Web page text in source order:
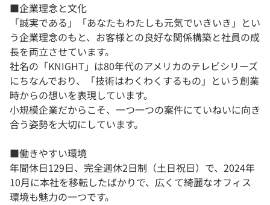
■企業理念と文化
「誠実である」「あなたもわたしも元気でいきいき」とい
う企業理念のもと、お客様との良好な関係構築と社員の成
長を両立させています。
社名の「KNIGHT」は80年代のアメリカのテレビシリーズ
にちなんでおり、「技術はわくわくするもの」という創業
時からの想いを表現しています。
小規模企業だからこそ、一つ一つの案件にていねいに向き
合う姿勢を大切にしています。
■働きやすい環境
年間休日129日、完全週休2日制（土日祝日）で、2024年
10月に本社を移転したばかりで、広くて綺麗なオフィス
環境も魅力の一つです。